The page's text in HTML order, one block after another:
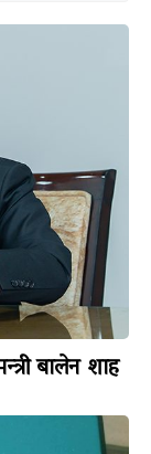
बालेन शाह